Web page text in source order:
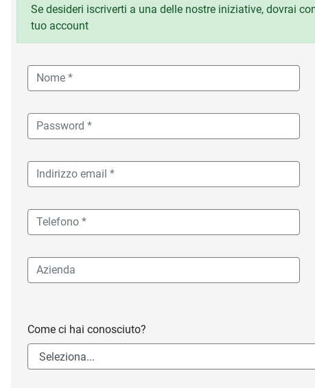
Se desideri iscriverti a una delle nostre iniziative, dovrai
tuo account
Come ci hai conosciuto?